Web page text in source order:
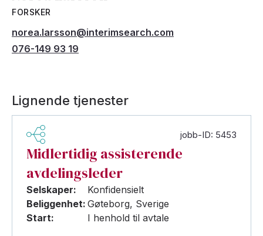
FORSKER
norea.larsson@interimsearch.com
076-149 93 19
Lignende tjenester
jobb-ID: 5453
Midlertidig assisterende
avdelingsleder
Selskaper:
Konfidensielt
Beliggenhet: Gøteborg, Sverige
Start:
I henhold til avtale